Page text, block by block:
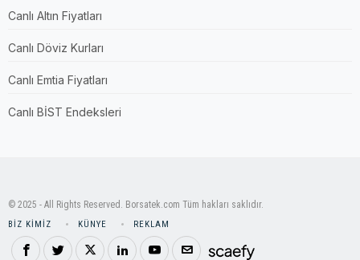
Canlı Altın Fiyatları
Canlı Döviz Kurları
Canlı Emtia Fiyatları
Canlı BİST Endeksleri
© 2025 - All Rights Reserved. Borsatek.com Tüm hakları saklıdır.
BIZ KIMIZ KÜNYE REKLAM